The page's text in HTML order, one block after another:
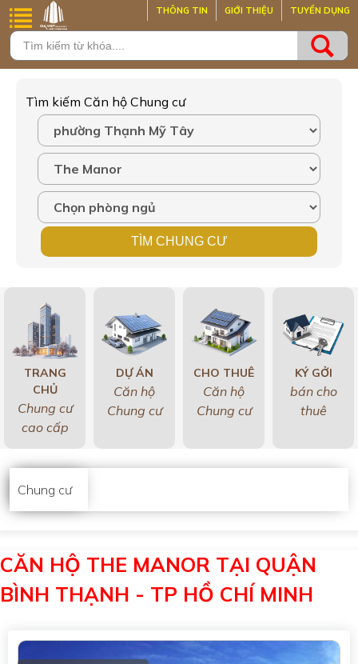
THÔNG TIN GIỚI THIỆU TUYỂN DỤNG
Tìm kiếm Căn hộ Chung cư
TRANG
CHỦ
Chung cư
cao cấp
DỰ ÁN
Căn hộ
Chung cư
CHO THUÊ
Căn hộ
Chung cư
KÝ GỞI
bán cho
thuê
Chung cư
CĂN HỘ THE MANOR TẠI QUẬN
BÌNH THẠNH - TP HỒ CHÍ MINH